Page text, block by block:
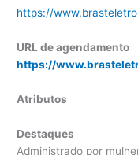
https://
URL de agendamento
https://
Atributos
Destaques
Administrado por